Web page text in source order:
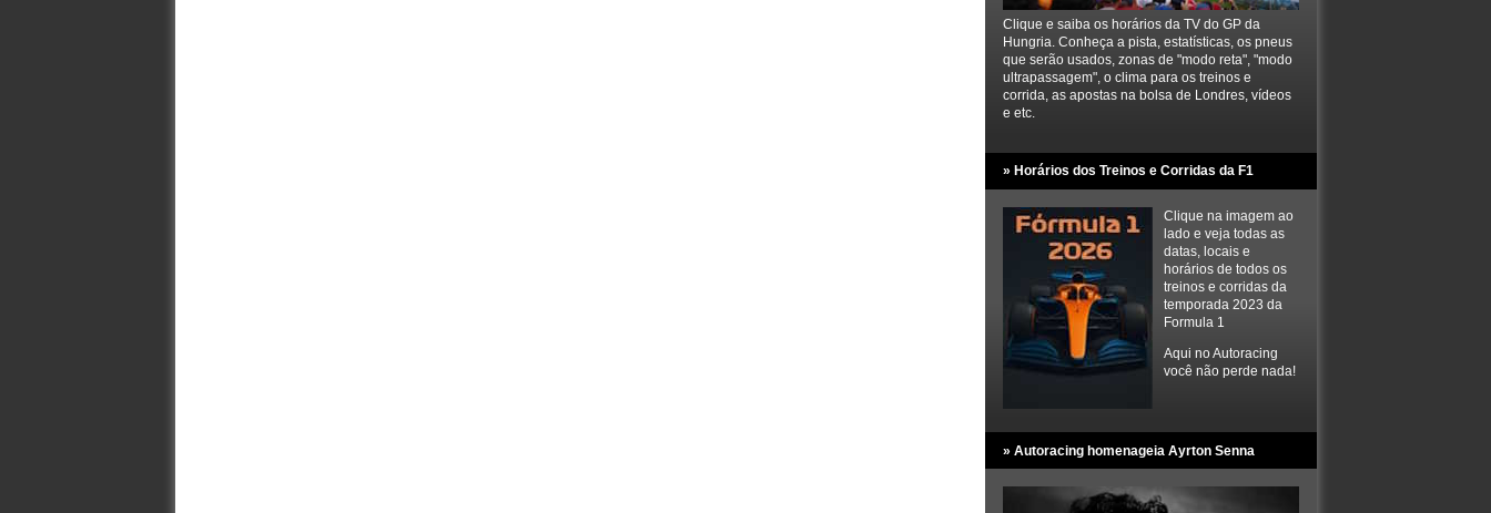
Clique e saiba os horários da TV do GP da
Hungria. Conheça a pista, estatísticas, os pneus
que serão usados, zonas de "modo reta", "modo
ultrapassagem", o clima para os treinos e
corrida, as apostas na bolsa de Londres, vídeos
e etc.
» Horários dos Treinos e Corridas da F1
Clique na imagem ao
lado e veja todas as
datas, locais e
horários de todos os
treinos e corridas da
temporada 2023 da
Formula 1
Aqui no Autoracing
você não perde nada!
» Autoracing homenageia Ayrton Senna